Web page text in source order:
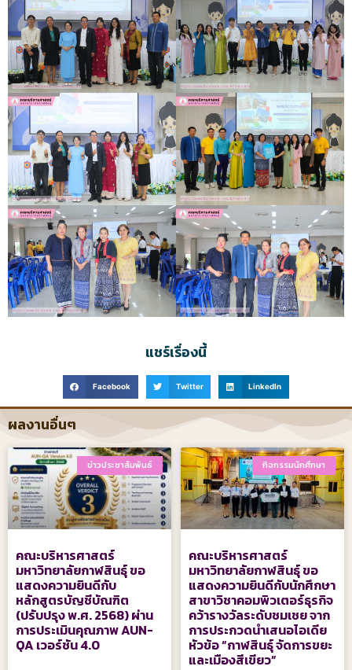
แชร์เรื่องนี้
Facebook Twitter LinkedIn
ผลงานอื่นๆ
ข่าวประชาสัมพันธ์
คณะบริหารศาสตร์
มหาวิทยาลัยกาฬสินธุ์ ขอ
แสดงความยินดีกับ
หลักสูตรบัญชีบัณฑิต
(ปรับปรุง พ.ศ. 2568) ผ่าน
การประเมินคุณภาพ AUN-
QA เวอร์ชัน 4.0
กิจกรรมนักศึกษา
คณะบริหารศาสตร์
มหาวิทยาลัยกาฬสินธุ์ ขอ
แสดงความยินดีกับนักศึกษา
สาขาวิชาคอมพิวเตอร์ธุรกิจ
คว้ารางวัลระดับชมเชย จาก
การประกวดนำเสนอไอเดีย
หัวข้อ “กาฬสินธุ์ จัดการขยะ
และเมืองสีเขียว”